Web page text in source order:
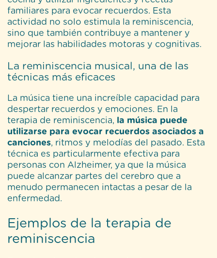
familiares para evocar recuerdos. Esta
actividad no solo estimula la reminiscencia,
sino que también contribuye a mantener y
mejorar las habilidades motoras y cognitivas.
La reminiscencia musical, una de las
técnicas más eficaces
La música tiene una increíble capacidad para
despertar recuerdos y emociones. En la
terapia de reminiscencia, la música puede
utilizarse para evocar recuerdos asociados a
canciones, ritmos y melodías del pasado. Esta
técnica es particularmente efectiva para
personas con Alzheimer, ya que la música
puede alcanzar partes del cerebro que a
menudo permanecen intactas a pesar de la
enfermedad.
Ejemplos de la terapia de
reminiscencia